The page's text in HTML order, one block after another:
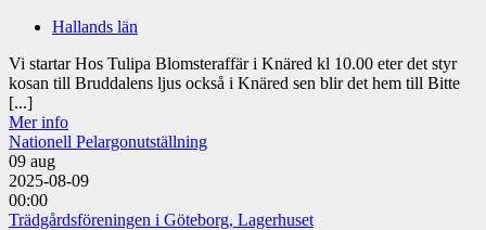
Hallands län
Vi startar Hos Tulipa Blomsteraffär i Knäred kl 10.00 eter det styr
kosan till Bruddalens ljus också i Knäred sen blir det hem till Bitte
[...]
Mer info
Nationell Pelargonutställning
09 aug
2025-08-09
00:00
Trädgårdsföreningen i Göteborg, Lagerhuset